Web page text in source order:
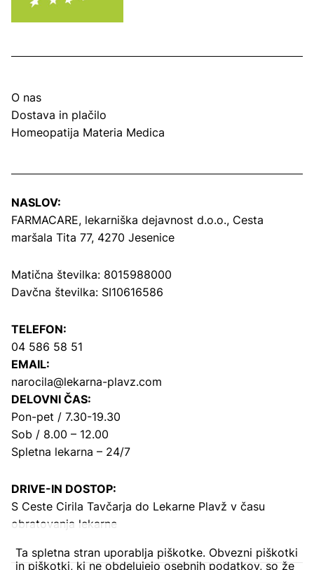
O nas
Dostava in plačilo
Homeopatija Materia Medica
NASLOV:
FARMACARE, lekarniška dejavnost d.o.o., Cesta
maršala Tita 77, 4270 Jesenice
Matična številka: 8015988000
Davčna številka: SI10616586
TELEFON:
04 586 58 51
EMAIL:
narocila@lekarna-plavz.com
DELOVNI ČAS:
Pon-pet / 7.30-19.30
Sob / 8.00 – 12.00
Spletna lekarna – 24/7
DRIVE-IN DOSTOP:
S Ceste Cirila Tavčarja do Lekarne Plavž v času
obratovanja lekarne
Ta spletna stran uporablja piškotke. Obvezni piškotki
in piškotki, ki ne obdelujejo osebnih podatkov, so že